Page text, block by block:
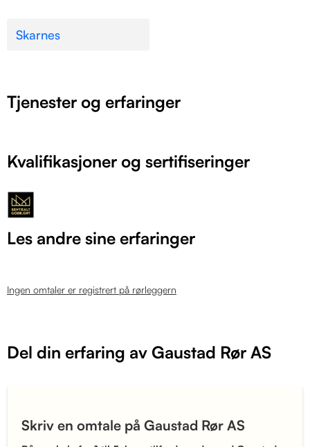
Skarnes
Tjenester og erfaringer
Kvalifikasjoner og sertifiseringer
Les andre sine erfaringer
Ingen omtaler er registrert på rørleggern
Del din erfaring av Gaustad Rør AS
Skriv en omtale på Gaustad Rør AS